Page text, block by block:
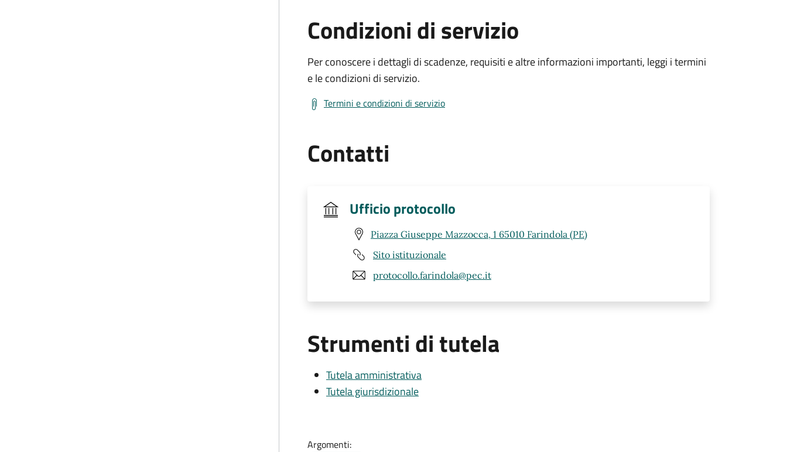
Condizioni di servizio
Per conoscere i dettagli di scadenze, requisiti e altre informazioni importanti, leggi i termini
e le condizioni di servizio.
Termini e condizioni di servizio
Contatti
Ufficio protocollo
Piazza Giuseppe Mazzocca, 1 65010 Farindola (PE)
Sito istituzionale
protocollo.farindola@pec.it
Strumenti di tutela
Tutela amministrativa
Tutela giurisdizionale
Argomenti: